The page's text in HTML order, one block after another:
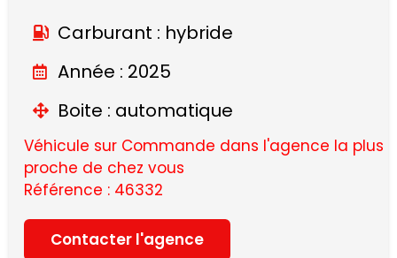
Carburant : hybride
Année : 2025
Boite : automatique
Véhicule sur Commande dans l'agence la plus
proche de chez vous
Référence : 46332
Contacter l'agence